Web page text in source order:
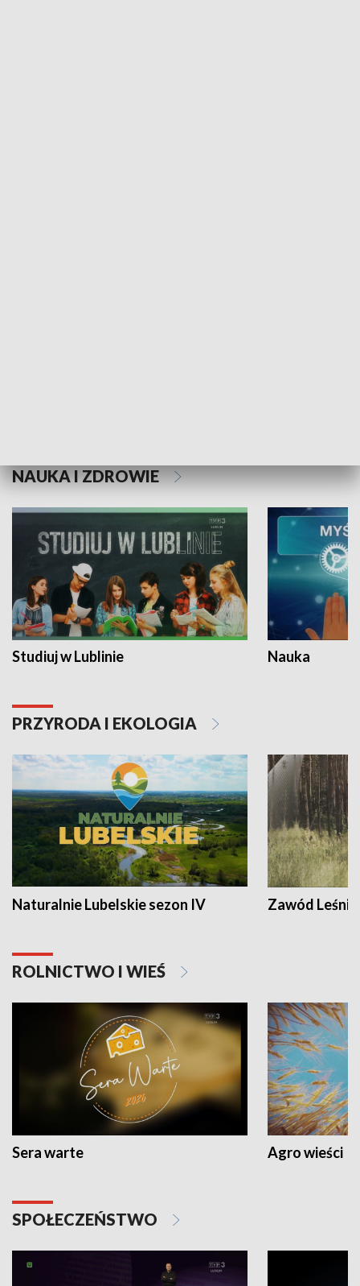
NAUKA I ZDROWIE
Studiuj w Lublinie Nauka
PRZYRODA I EKOLOGIA
Naturalnie Lubelskie sezon IV Zawód Leśnik
ROLNICTWO I WIEŚ
Sera warte Agro wieści
SPOŁECZEŃSTWO